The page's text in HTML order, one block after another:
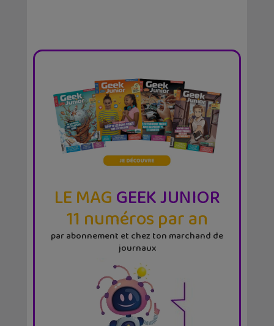
LE MAGGEEK JUNIOR
11 numéros par an
par abonnement et chez ton marchand de
journaux